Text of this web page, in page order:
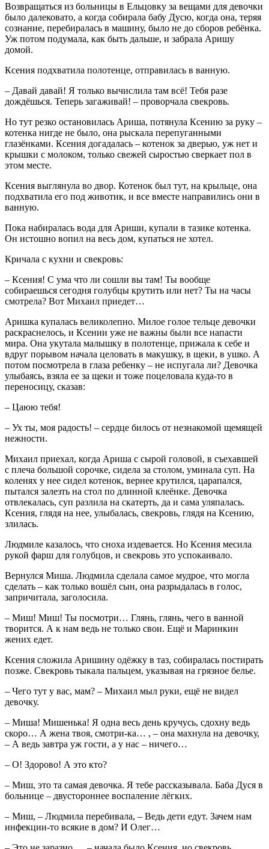
Возвращаться из больницы в Ельцовку за вещами для девочки
было далековато, а когда собирала бабу Дусю, когда она, теряя
сознание, перебиралась в машину, было не до сборов ребёнка.
Уж потом подумала, как быть дальше, и забрала Аришу
домой.
Ксения подхватила полотенце, отправилась в ванную.
– Давай давай! Я только вычислила там всё! Тебя разе
дождёшься. Теперь загаживай! – проворчала свекровь.
Но тут резко остановилась Ариша, потянула Ксению за руку –
котенка нигде не было, она рыскала перепуганными
глазёнками. Ксения догадалась – котенок за дверью, уж нет и
крышки с молоком, только свежей сыростью сверкает пол в
этом месте.
Ксения выглянула во двор. Котенок был тут, на крыльце, она
подхватила его под животик, и все вместе направились они в
ванную.
Пока набиралась вода для Ариши, купали в тазике котенка.
Он истошно вопил на весь дом, купаться не хотел.
Кричала с кухни и свекровь:
– Ксения! С ума что ли сошли вы там! Ты вообще
собираешься сегодня голубцы крутить или нет? Ты на часы
смотрела? Вот Михаил приедет…
Аришка купалась великолепно. Милое голое тельце девочки
раскраснелось, и Ксении уже не важны были все напасти
мира. Она укутала малышку в полотенце, прижала к себе и
вдруг порывом начала целовать в макушку, в щеки, в ушко. А
потом посмотрела в глаза ребенку – не испугала ли? Девочка
улыбаясь, взяла ее за щеки и тоже поцеловала куда-то в
переносицу, сказав:
– Цаюю тебя!
– Ух ты, моя радость! – сердце билось от незнакомой щемящей
нежности.
Михаил приехал, когда Ариша с сырой головой, в съехавшей
с плеча большой сорочке, сидела за столом, уминала суп. На
коленях у нее сидел котенок, вернее крутился, царапался,
пытался залезть на стол по длинной клеёнке. Девочка
отвлекалась, суп разлила на скатерть, да и сама уляпалась.
Ксения, глядя на нее, улыбалась, свекровь, глядя на Ксению,
злилась.
Людмиле казалось, что сноха издевается. Но Ксения месила
рукой фарш для голубцов, и свекровь это успокаивало.
Вернулся Миша. Людмила сделала самое мудрое, что могла
сделать – как только вошёл сын, она разрыдалась в голос,
запричитала, заголосила.
– Миш! Миш! Ты посмотри… Глянь, глянь, чего в ванной
творится. А к нам ведь не только свои. Ещё и Маринкин
жених едет.
Ксения сложила Аришину одёжку в таз, собиралась постирать
позже. Свекровь тыкала пальцем, указывая на грязное белье.
– Чего тут у вас, мам? – Михаил мыл руки, ещё не видел
девочку.
– Миша! Мишенька! Я одна весь день кручусь, сдохну ведь
скоро… А жена твоя, смотри-ка… , – она махнула на девочку,
– А ведь завтра уж гости, а у нас – ничего…
– О! Здорово! А это кто?
– Миш, это та самая девочка. Я тебе рассказывала. Баба Дуся в
больнице – двустороннее воспаление лёгких.
– Миш, – Людмила перебивала, – Ведь дети едут. Зачем нам
инфекции-то всякие в дом? И Олег…